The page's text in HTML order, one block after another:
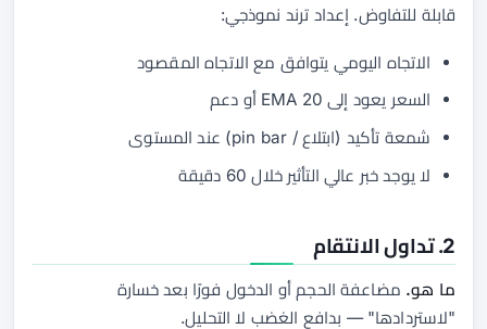
قابلة للتفاوض. إعداد ترند نموذجي:
الاتجاه اليومي يتوافق مع الاتجاه المقصود
السعر يعود إلى EMA 20 أو دعم
شمعة تأكيد (ابتلاع / pin bar) عند المستوى
لا يوجد خبر عالي التأثير خلال 60 دقيقة
2. تداول الانتقام
ما هو. مضاعفة الحجم أو الدخول فورًا بعد خسارة
"لاستردادها" — بدافع الغضب لا التحليل.